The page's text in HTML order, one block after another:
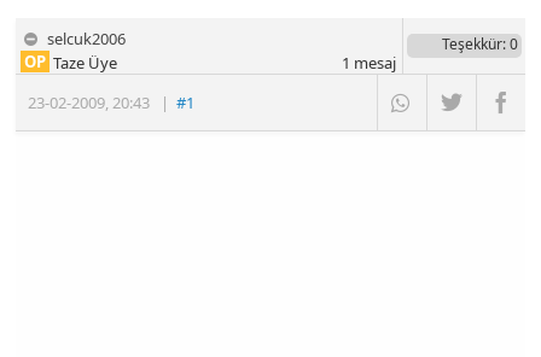
selcuk2006
23-02-2009,20:43 |#1
OP Taze Üye
Teşekkür: 0
1 mesaj